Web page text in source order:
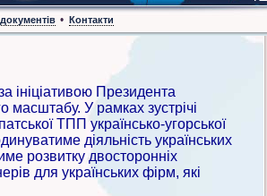
• Контакти
ініціативою Президента
масштабу. У рамках зустрічі
ТПП українсько-угорської
діяльність українських
розвитку двосторонніх
для українських фірм, які